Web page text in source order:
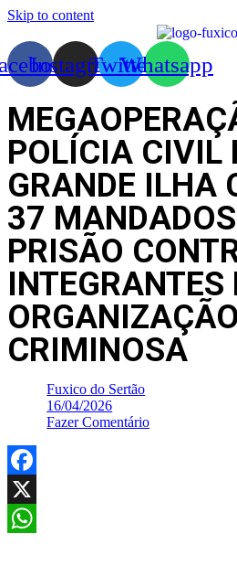
Skip to content
InstagramTwitterWhatsapp
POLÍCIA CIVIL
GRANDE ILHA
37
PRISÃO
INTEGRANTES
ORGANIZAÇÃO
CRIMINOSA
Fuxico do Sertão
16/04/2026
Fazer Comentário
Facebook
X